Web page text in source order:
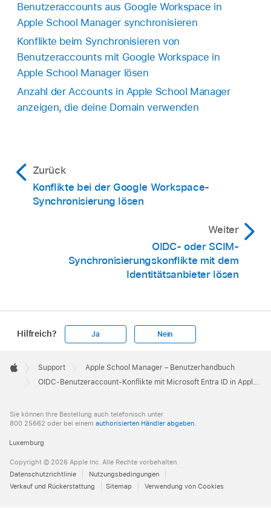
Benutzeraccounts aus Google Workspace in
Apple School Manager synchronisieren
Konflikte beim Synchronisieren von
Benutzeraccounts mit Google Workspace in
Apple School Manager lösen
Anzahl der Accounts in Apple School Manager
anzeigen, die deine Domain verwenden
Zurück
Konflikte bei der Google Workspace-
Synchronisierung lösen
Weiter
OIDC- oder SCIM-
Synchronisierungskonflikte mit dem
Identitätsanbieter lösen
Hilfreich? Ja Nein
Footer

Apple
Support
Apple School Manager – Benutzerhandbuch
OIDC-Benutzeraccount-Konflikte mit Microsoft Entra ID in Apple School Manager lösen
Sie können Ihre Bestellung auch telefonisch unter
800 25662 oder bei einem authorisierten Händler abgeben.
Luxemburg
Copyright © 2026 Apple Inc. Alle Rechte vorbehalten.
Datenschutzrichtlinie
Nutzungsbedingungen
Verkauf und Rückerstattung
Sitemap Verwendung von Cookies